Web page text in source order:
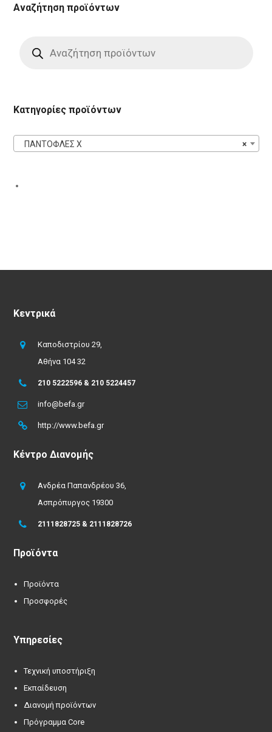
Αναζήτηση προϊόντων
search
Κατηγορίες προϊόντων
×
ΠΑΝΤΟΦΛΕΣ X
Κεντρικά
Καποδιστρίου 29,
Αθήνα 104 32
210 5222596 & 210 5224457
info@befa.gr
http://www.befa.gr
Κέντρο Διανομής
Ανδρέα Παπανδρέου 36,
Ασπρόπυργος 19300
2111828725 & 2111828726
Προϊόντα
Προϊόντα
Προσφορές
Υπηρεσίες
Τεχνική υποστήριξη
Εκπαίδευση
Διανομή προϊόντων
Πρόγραμμα Core